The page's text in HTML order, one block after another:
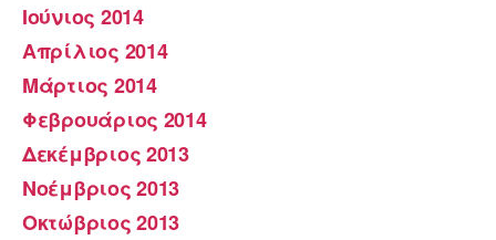
Ιούνιος 2014
Απρίλιος 2014
Μάρτιος 2014
Φεβρουάριος 2014
Δεκέμβριος 2013
Νοέμβριος 2013
Οκτώβριος 2013